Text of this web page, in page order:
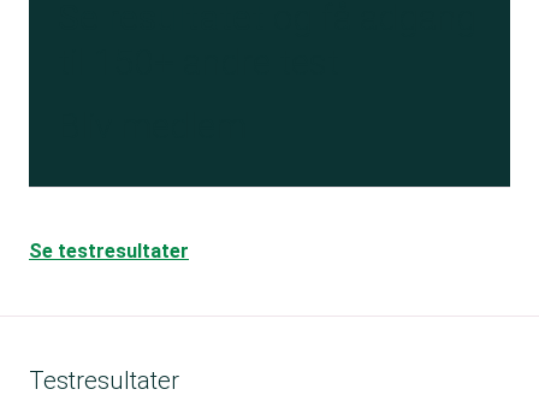
Se testresultater
Testresultater